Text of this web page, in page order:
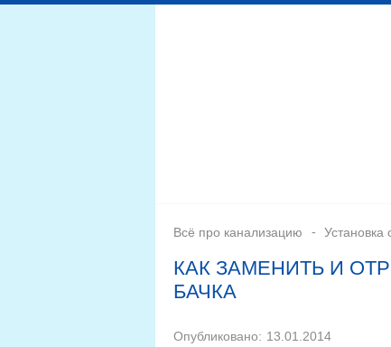
Всё про канализацию Установка
КАК ЗАМЕНИТЬ И
БАЧКА
Опубликовано: 13.01.2014